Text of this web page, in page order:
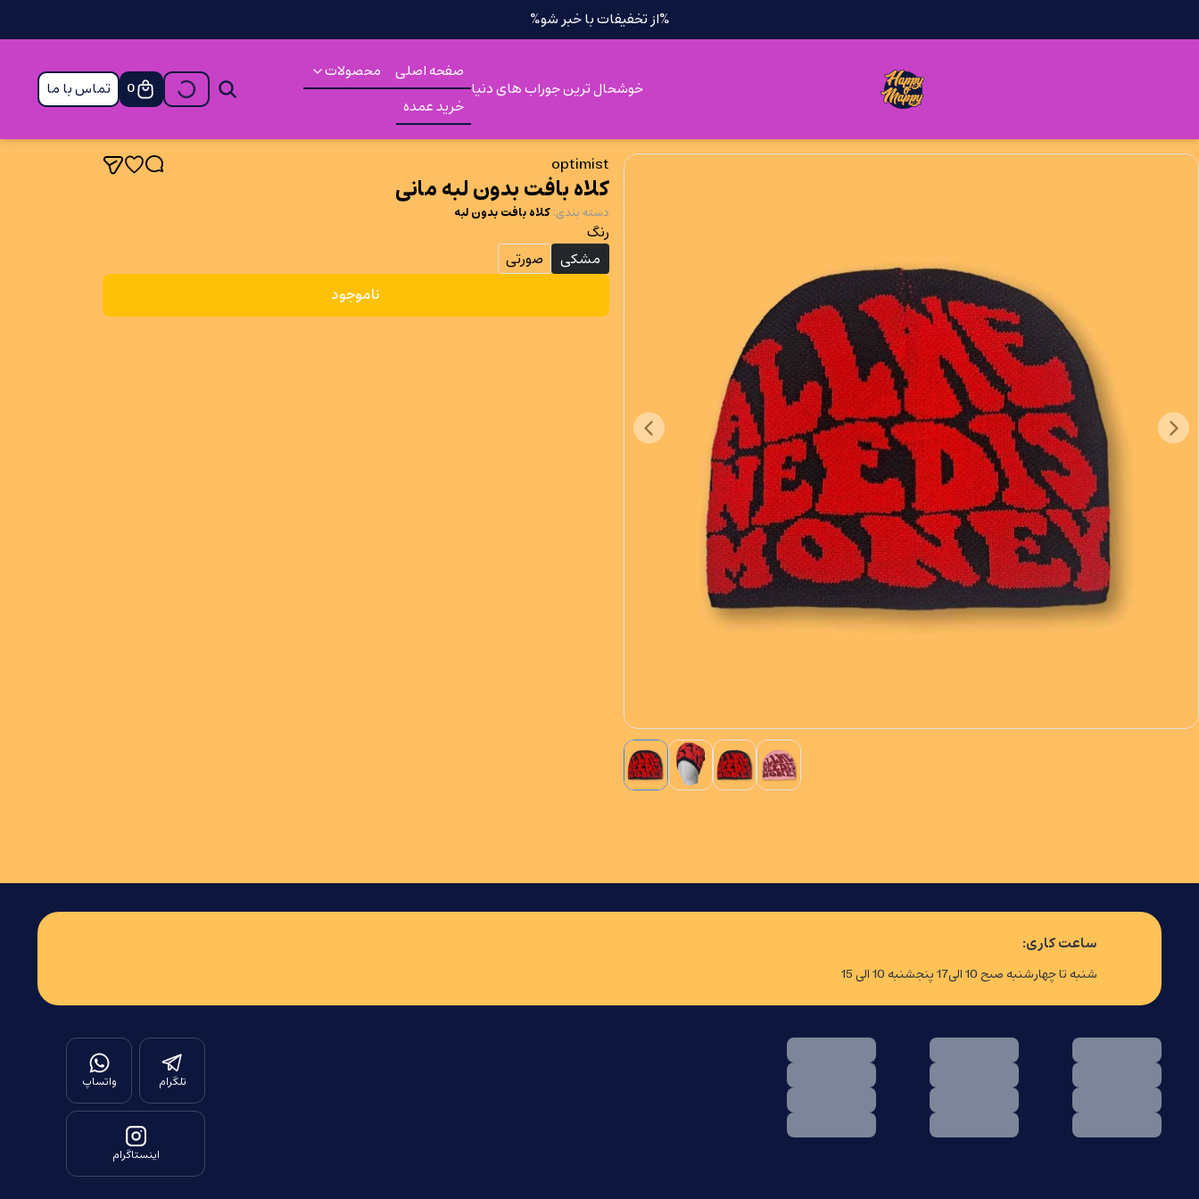
%از تخفیفات با خبر شو%
خوشحال ترین جوراب های دنیا
صفحه اصلی
محصولات
خرید عمده
0 تماس با ما
optimist
کلاه بافت بدون لبه مانی
دسته بندی: کلاه بافت بدون لبه
رنگ
مشکی
صورتی
ناموجود
ساعت کاری:
شنبه تا چهارشنبه صبح 10 الی17 پنجشنبه 10 الی 15
تلگرام واتساپ
اینستاگرام